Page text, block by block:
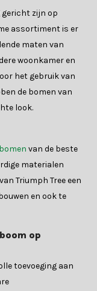
gericht zijn op
assortiment is er
maten van
woonkamer en
het gebruik van
de bomen van
look.
van de beste
materialen
Triumph Tree een
en ook te
op
toevoeging aan